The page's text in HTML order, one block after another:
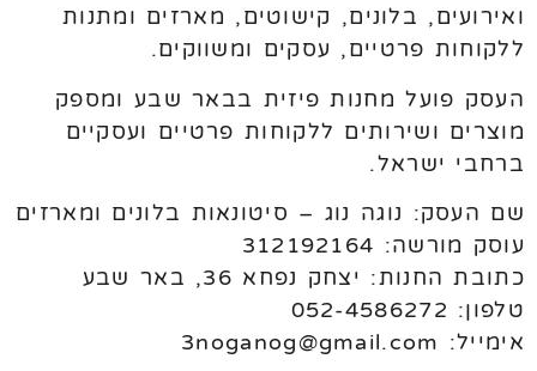
ואירועים, בלונים, קישוטים, מארזים ומתנות
ללקוחות פרטיים, עסקים ומשווקים.
העסק פועל מחנות פיזית בבאר שבע ומספק
מוצרים ושירותים ללקוחות פרטיים ועסקיים
ברחבי ישראל.
שם העסק: נוגה נוג – סיטונאות בלונים ומארזים
עוסק מורשה: 312192164
כתובת החנות: יצחק נפחא 36, באר שבע
טלפון: 052-4586272
אימייל: 3noganog@gmail.com